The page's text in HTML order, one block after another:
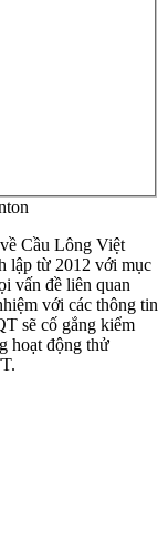
Cầu Lông Việt
lập từ 2012 với mục
vấn đề liên quan
với các thông tin
sẽ cố gắng kiểm
hoạt động thử